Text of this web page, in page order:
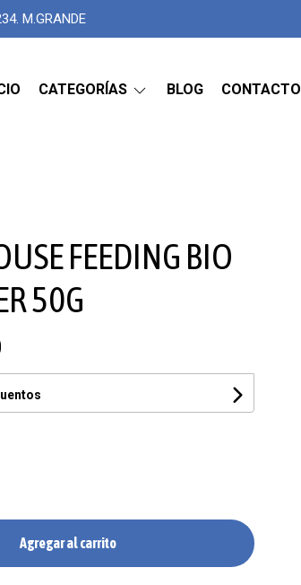
M.GRANDE
CATEGORÍAS BLOG CONTACTO
FEEDING BIO
50G
Agregar al carrito